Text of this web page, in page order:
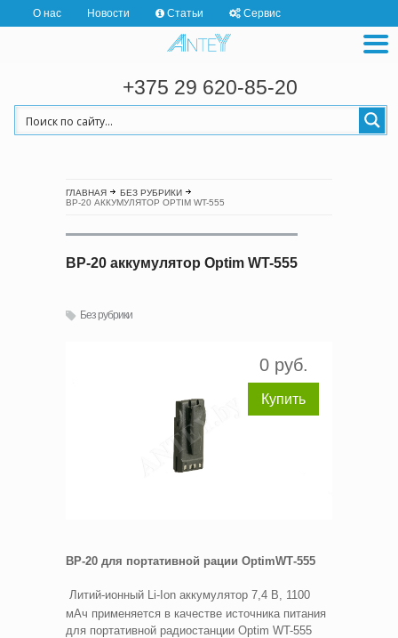
О нас Новости Статьи Сервис
+375 29 620-85-20
ГЛАВНАЯ
БЕЗ РУБРИКИ
BP-20 АККУМУЛЯТОР OPTIM WT-555
BP-20 аккумулятор Optim WT-555
Без рубрики
0 руб.
Купить
BP-20 для портативной рации OptimWT-555
Литий-ионный Li-Ion аккумулятор 7,4 В, 1100
мАч применяется в качестве источника питания
для портативной радиостанции Optim WT-555